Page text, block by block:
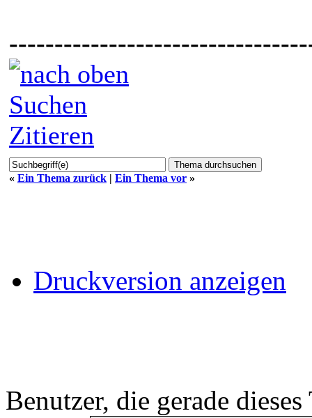
Suchen
Zitieren
« Ein Thema zurück | Ein Thema vor »
Druckversion anzeigen
Benutzer, die gerade